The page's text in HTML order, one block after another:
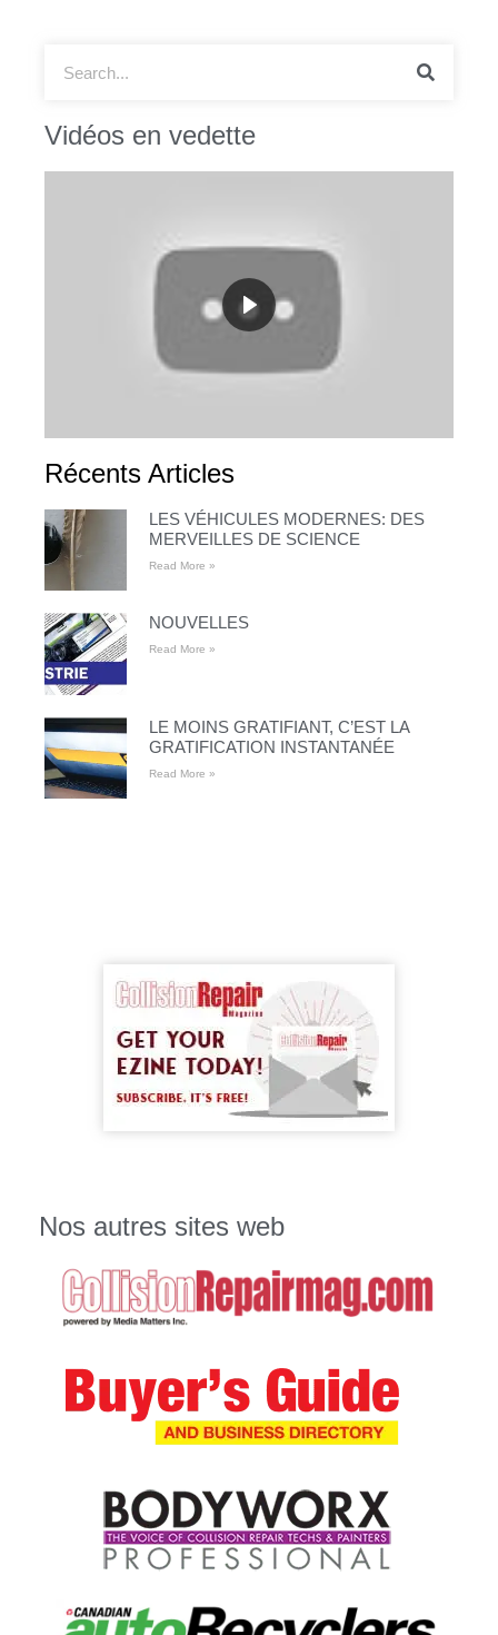
Vidéos en vedette
Récents Articles
LES VÉHICULES MODERNES: DES
MERVEILLES DE SCIENCE
Read More »
NOUVELLES
Read More »
LE MOINS GRATIFIANT, C’EST LA
GRATIFICATION INSTANTANÉE
Read More »
Nos autres sites web